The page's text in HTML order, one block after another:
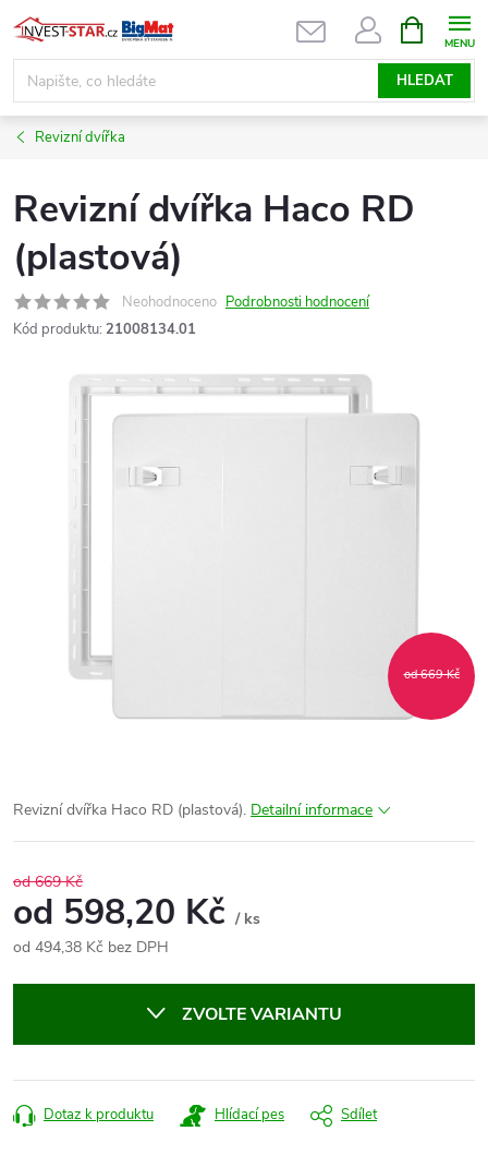
Přejít
na
obsah
HLEDAT
NÁKUPNÍ
KOŠÍK
Revizní dvířka
Revizní dvířka Haco RD
(plastová)
Neohodnoceno Podrobnosti hodnocení
Kód produktu: 21008134.01
od 669 Kč
Revizní dvířka Haco RD (plastová). Detailní informace
od 669 Kč
od 598,20 Kč / ks
od 494,38 Kč bez DPH
ZVOLTE VARIANTU
Dotaz k produktu Hlídací pes Sdílet